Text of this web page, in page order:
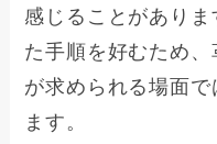
感じることがあり
た手順を好むため
が求められる場面
ます。